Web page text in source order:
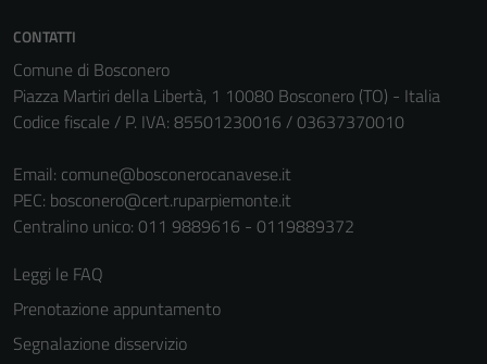
CONTATTI
Comune di Bosconero
Piazza Martiri della Libertà, 1 10080 Bosconero (TO) - Italia
Codice fiscale / P. IVA: 85501230016 / 03637370010
Email: comune@bosconerocanavese.it
PEC: bosconero@cert.ruparpiemonte.it
Centralino unico: 011 9889616 - 0119889372
Leggi le FAQ
Prenotazione appuntamento
Segnalazione disservizio